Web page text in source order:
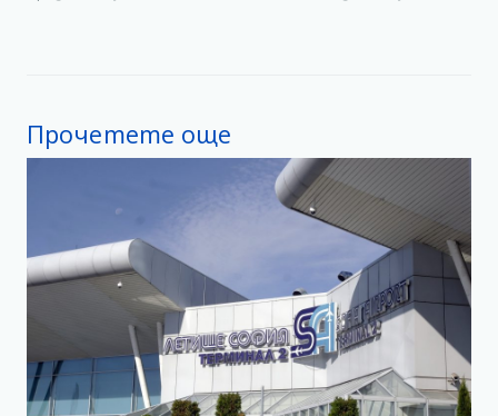
Прочетете още